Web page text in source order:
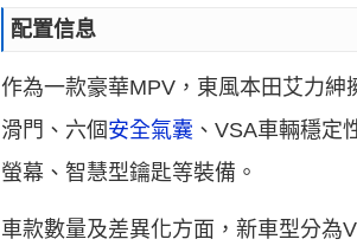
配置信息
作為一款豪華MPV，東風本田艾力
滑門、六個安全氣囊 、VSA車輛穩定
螢幕、智慧型鑰匙等裝備。
車款數量及差異化方面，新車型分為